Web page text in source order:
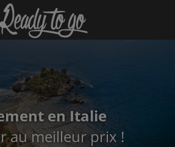
en Italie
au meilleur prix !